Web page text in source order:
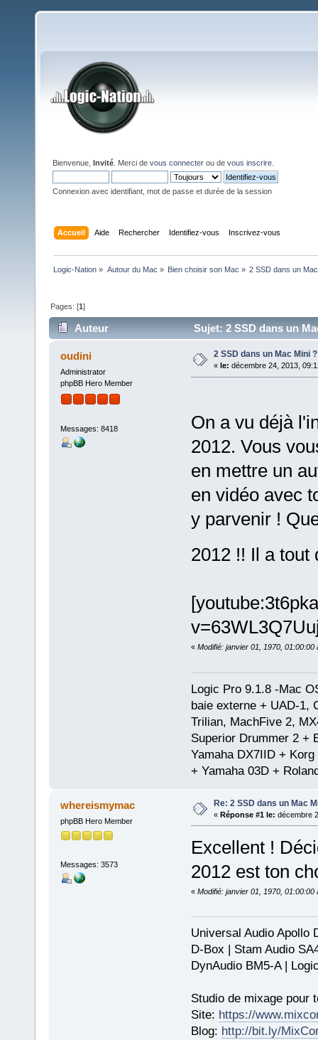
Bienvenue, Invité . Merci de vous connecter ou de vous inscrire
Connexion avec identifiant, mot de passe et durée de la session
Accueil Aide Rechercher Identifiez-vous Inscrivez-vous
Logic-Nation » Autour du Mac » Bien choisir son Mac » 2 SSD dans un
Pages: [1]
Auteur Sujet: 2 SSD dans un
oudini
Administrator
phpBB Hero Member
Messages: 8418
2 SSD dans un Mac Mini
« le: décembre 24, 2013,
On a vu déjà
2012. Vous
en mettre un
en vidéo avec
y parvenir !
2012 !! Il a
« Modifié: janvier 01, 1970, 01:00:00
Logic Pro 9.1.8 -Mac
baie externe + UAD-1,
Trilian, MachFive 2,
Superior Drummer 2 +
Yamaha DX7IID +
+ Yamaha 03D +
whereismymac
phpBB Hero Member
Messages: 3573
Re: 2 SSD dans un Mac
« Réponse #1 le: décembre
Excellent !
2012 est ton
« Modifié: janvier 01, 1970, 01:00:00
Universal Audio Apollo
D-Box | Stam Audio
DynAudio BM5-A |
Studio de mixage pour
Site: https://
Blog: http://bit.ly/